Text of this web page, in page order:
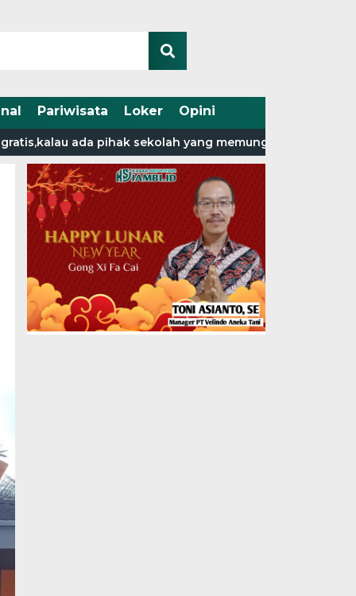
Pariwisata Loker Opini
ada pihak sekolah yang memungut biaya laporkan ke